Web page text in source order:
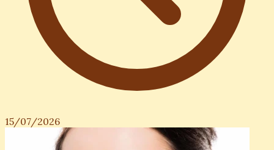
15/07/2026